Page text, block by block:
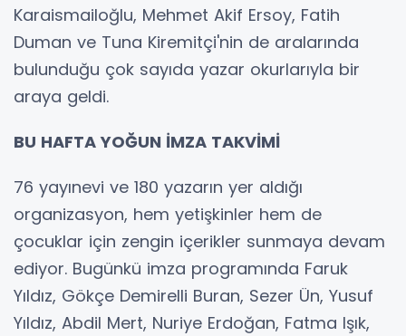
Karaismailoğlu, Mehmet Akif Ersoy, Fatih
Duman ve Tuna Kiremitçi'nin de aralarında
bulunduğu çok sayıda yazar okurlarıyla bir
araya geldi.
BU HAFTA YOĞUN İMZA TAKVİMİ
76 yayınevi ve 180 yazarın yer aldığı
organizasyon, hem yetişkinler hem de
çocuklar için zengin içerikler sunmaya devam
ediyor. Bugünkü imza programında Faruk
Yıldız, Gökçe Demirelli Buran, Sezer Ün, Yusuf
Yıldız, Abdil Mert, Nuriye Erdoğan, Fatma Işık,